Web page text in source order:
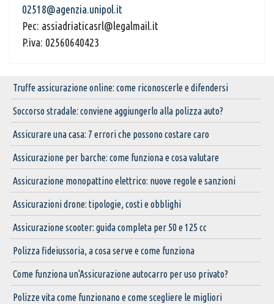
02518@agenzia.unipol.it
Pec: assiadriaticasrl@legalmail.it
P.iva: 02560640423
Truffe assicurazione online: come riconoscerle e difendersi
Soccorso stradale: conviene aggiungerlo alla polizza auto?
Assicurare una casa: 7 errori che possono costare caro
Assicurazione per barche: come funziona e cosa valutare
Assicurazione monopattino elettrico: nuove regole e sanzioni
Assicurazioni drone: tipologie, costi e obblighi
Assicurazione scooter: guida completa per 50 e 125 cc
Polizza fideiussoria, a cosa serve e come funziona
Come funziona un'Assicurazione autocarro per uso privato?
Polizze vita come funzionano e come scegliere le migliori